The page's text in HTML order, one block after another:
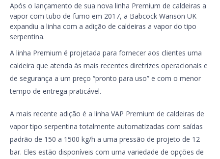
Após o lançamento de sua nova linha Premium de caldeiras a
vapor com tubo de fumo em 2017, a Babcock Wanson UK
expandiu a linha com a adição de caldeiras a vapor do tipo
serpentina.
A linha Premium é projetada para fornecer aos clientes uma
caldeira que atenda às mais recentes diretrizes operacionais e
de segurança a um preço “pronto para uso” e com o menor
tempo de entrega praticável.
A mais recente adição é a linha VAP Premium de caldeiras de
vapor tipo serpentina totalmente automatizadas com saídas
padrão de 150 a 1500 kg/h a uma pressão de projeto de 12
bar. Eles estão disponíveis com uma variedade de opções de